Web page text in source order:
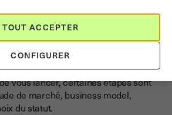
projet
sereinement
en tête et vous souhaitez créer votre
vous lancer, certaines étapes sont
de marché, business model,
du statut.
CONFIGURER
TOUT ACCEPTER